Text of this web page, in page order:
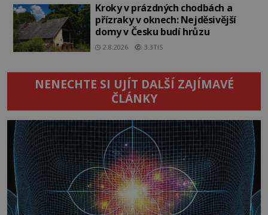
Kroky v prázdných chodbách a
přízraky v oknech: Nejděsivější
domy v Česku budí hrůzu
2.8.2026 3.3TIS
NENECHTE SI UJÍT DALŠÍ ZAJÍMAVÉ
ČLÁNKY